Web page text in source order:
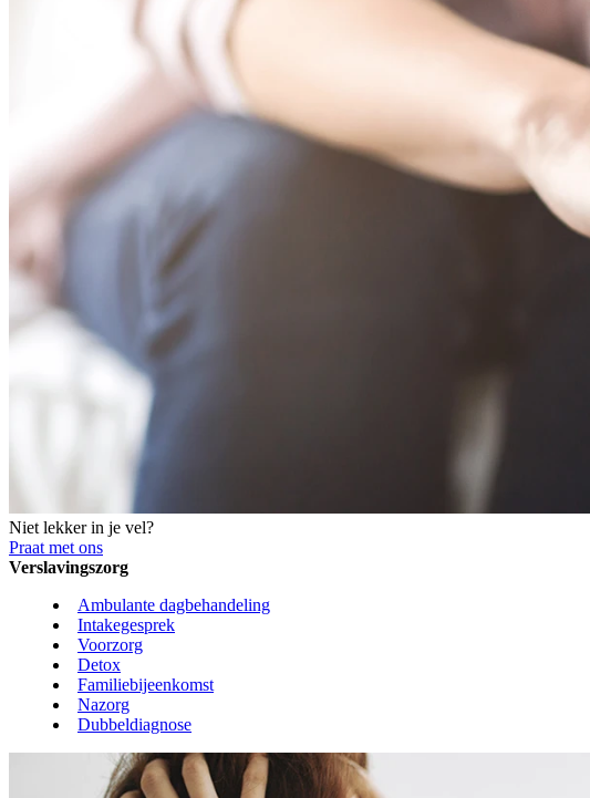
Niet lekker in je vel?
Praat met ons
Verslavingszorg
Ambulante dagbehandeling
Intakegesprek
Voorzorg
Detox
Familiebijeenkomst
Nazorg
Dubbeldiagnose